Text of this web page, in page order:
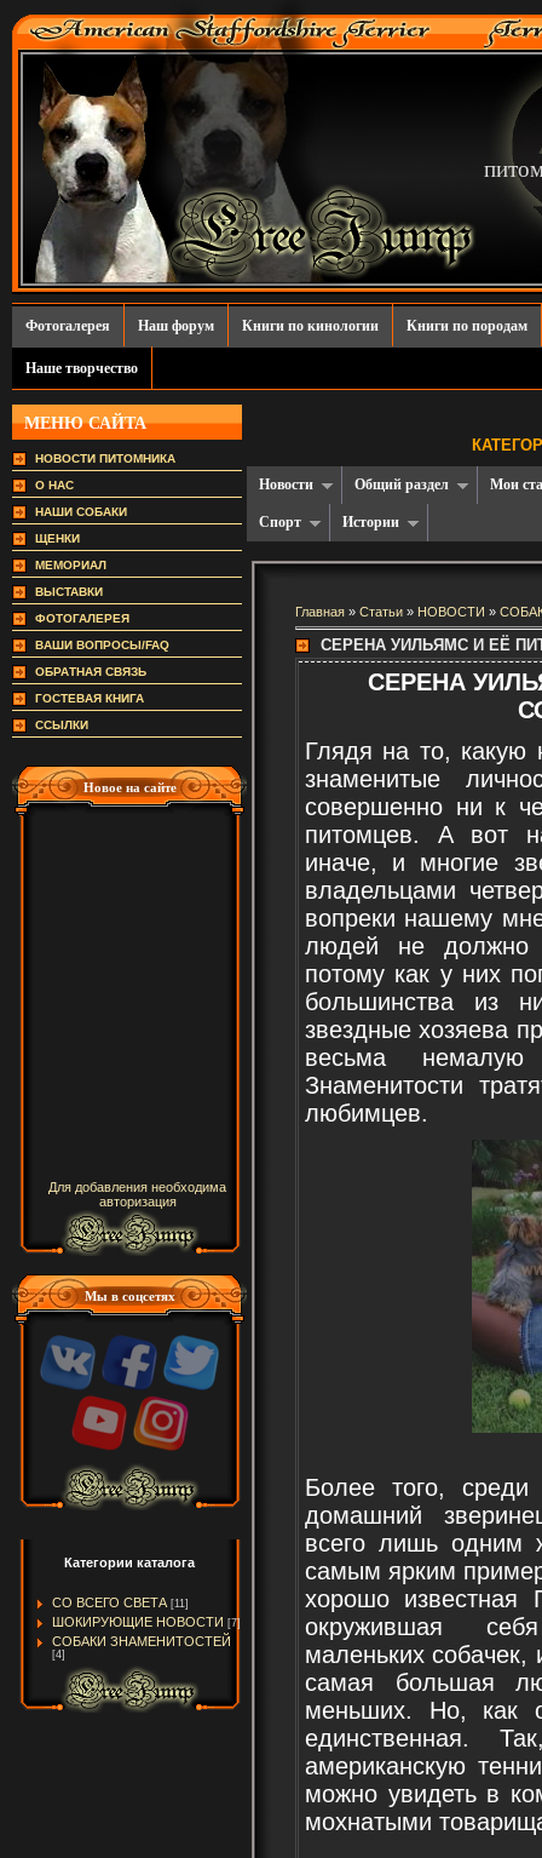
Фотогалерея Наш форум Книги по кинологии Книги по породам
Наше творчество
МЕНЮ САЙТА
НОВОСТИ ПИТОМНИКА
О НАС
НАШИ СОБАКИ
ЩЕНКИ
МЕМОРИАЛ
ВЫСТАВКИ
ФОТОГАЛЕРЕЯ
ВАШИ ВОПРОСЫ/FAQ
ОБРАТНАЯ СВЯЗЬ
ГОСТЕВАЯ КНИГА
ССЫЛКИ
Новое на сайте
Для добавления необходима
авторизация
Мы в соцсетях
Категории каталога
СО ВСЕГО СВЕТА [11]
ШОКИРУЮЩИЕ НОВОСТИ [7]
СОБАКИ ЗНАМЕНИТОСТЕЙ
[4]
Новости Общий раздел Мои
Спорт Истории
Главная » Статьи » НОВОСТИ »
СЕРЕНА УИЛЬЯМС И ЕЁ
СЕРЕНА
Глядя на то, какую
знаменитые
совершенно ни к
питомцев. А вот
иначе, и многие
владельцами
вопреки нашему
людей не должно
потому как у них
большинства из
звездные хозяева
весьма немалую
Знаменитости
любимцев.
Более того,
домашний
всего лишь одним
самым ярким
хорошо известная
окружившая
маленьких
самая большая
меньших. Но, как
единственная.
американскую
можно увидеть в
мохнатыми